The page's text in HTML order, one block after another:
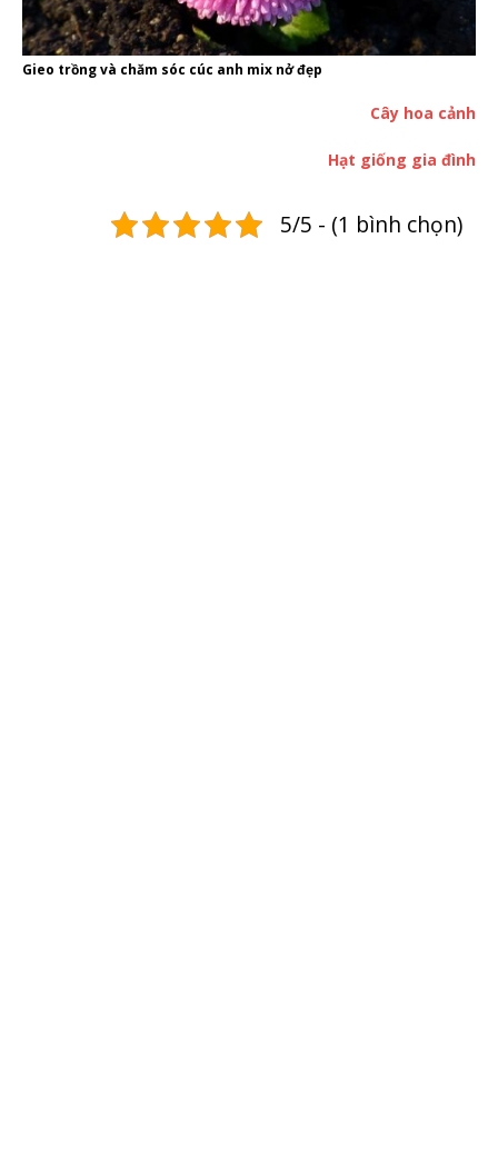
Gieo trồng và chăm sóc cúc anh mix nở đẹp
Cây hoa cảnh
Hạt giống gia đình
5/5 - (1 bình chọn)